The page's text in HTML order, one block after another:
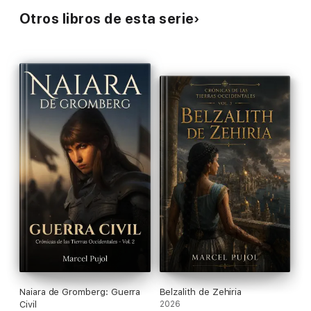
Si buscás:
✔ Personajes complejos que evolucionan de verdad
✔ Intrigas políticas y conspiraciones
✔ Un protagonista imperfecto, lejos del héroe clásico
✔ Decisiones difíciles y consecuencias reales
✔ Fantasía épica con profundidad psicológica
Entonces esta historia es para vos.
Porque sobrevivir… no es suficiente.
Otros libros de esta serie
Naiara de Gromberg: Guerra
Civil
Belzalith de Zehiria
2026